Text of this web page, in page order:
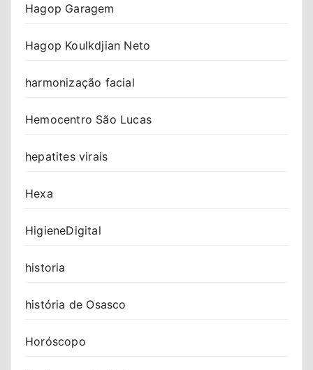
Hagop Garagem
Hagop Koulkdjian Neto
harmonização facial
Hemocentro São Lucas
hepatites virais
Hexa
HigieneDigital
historia
história de Osasco
Horóscopo